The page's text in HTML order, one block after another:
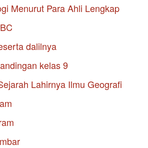
Menurut Para Ahli Lengkap
dalilnya
kelas 9
Lahirnya Ilmu Geografi